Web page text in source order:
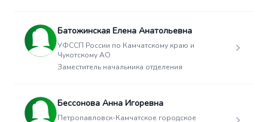
Батожинская Елена Анатольевна
УФССП России по Камчатскому краю и
Чукотскому АО
Заместитель начальника отделения
Бессонова Анна Игоревна
Петропавловск-Камчатское городское